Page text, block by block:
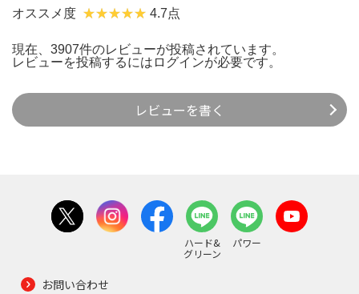
オススメ度 4.7点
現在、3907件のレビューが投稿されています。
レビューを投稿するには ログインが必要です。
レビューを書く
ハード&
グリーン
パワー
お問い合わせ